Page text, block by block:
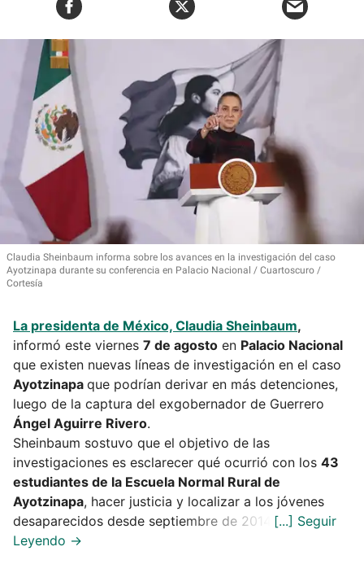
Claudia Sheinbaum informa sobre los avances en la investigación del caso
Ayotzinapa durante su conferencia en Palacio Nacional
Cuartoscuro /
Cortesía
La presidenta de México, Claudia Sheinbaum,
informó este viernes 7 de agosto en Palacio Nacional
que existen nuevas líneas de investigación en el caso
Ayotzinapa que podrían derivar en más detenciones,
luego de la captura del exgobernador de Guerrero
Ángel Aguirre Rivero.
Sheinbaum sostuvo que el objetivo de las
investigaciones es esclarecer qué ocurrió con los 43
estudiantes de la Escuela Normal Rural de
Ayotzinapa, hacer justicia y localizar a los jóvenes
desaparecidos desde septiembre de 2014.